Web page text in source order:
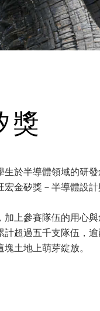
獎
於半導體領域的研
宏金矽獎－半導體設
上參賽隊伍的用心
超過五千支隊伍，
土地上萌芽綻放。